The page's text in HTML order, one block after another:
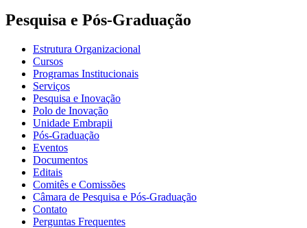
Pesquisa e Pós-Graduação
Estrutura Organizacional
Cursos
Programas Institucionais
Serviços
Pesquisa e Inovação
Polo de Inovação
Unidade Embrapii
Pós-Graduação
Eventos
Documentos
Editais
Comitês e Comissões
Câmara de Pesquisa e Pós-Graduação
Contato
Perguntas Frequentes